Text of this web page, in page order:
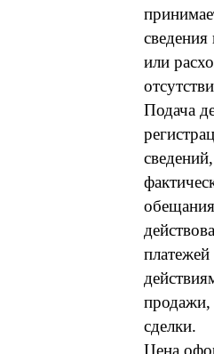
или
Подача
продажи,
сделки.
Цена